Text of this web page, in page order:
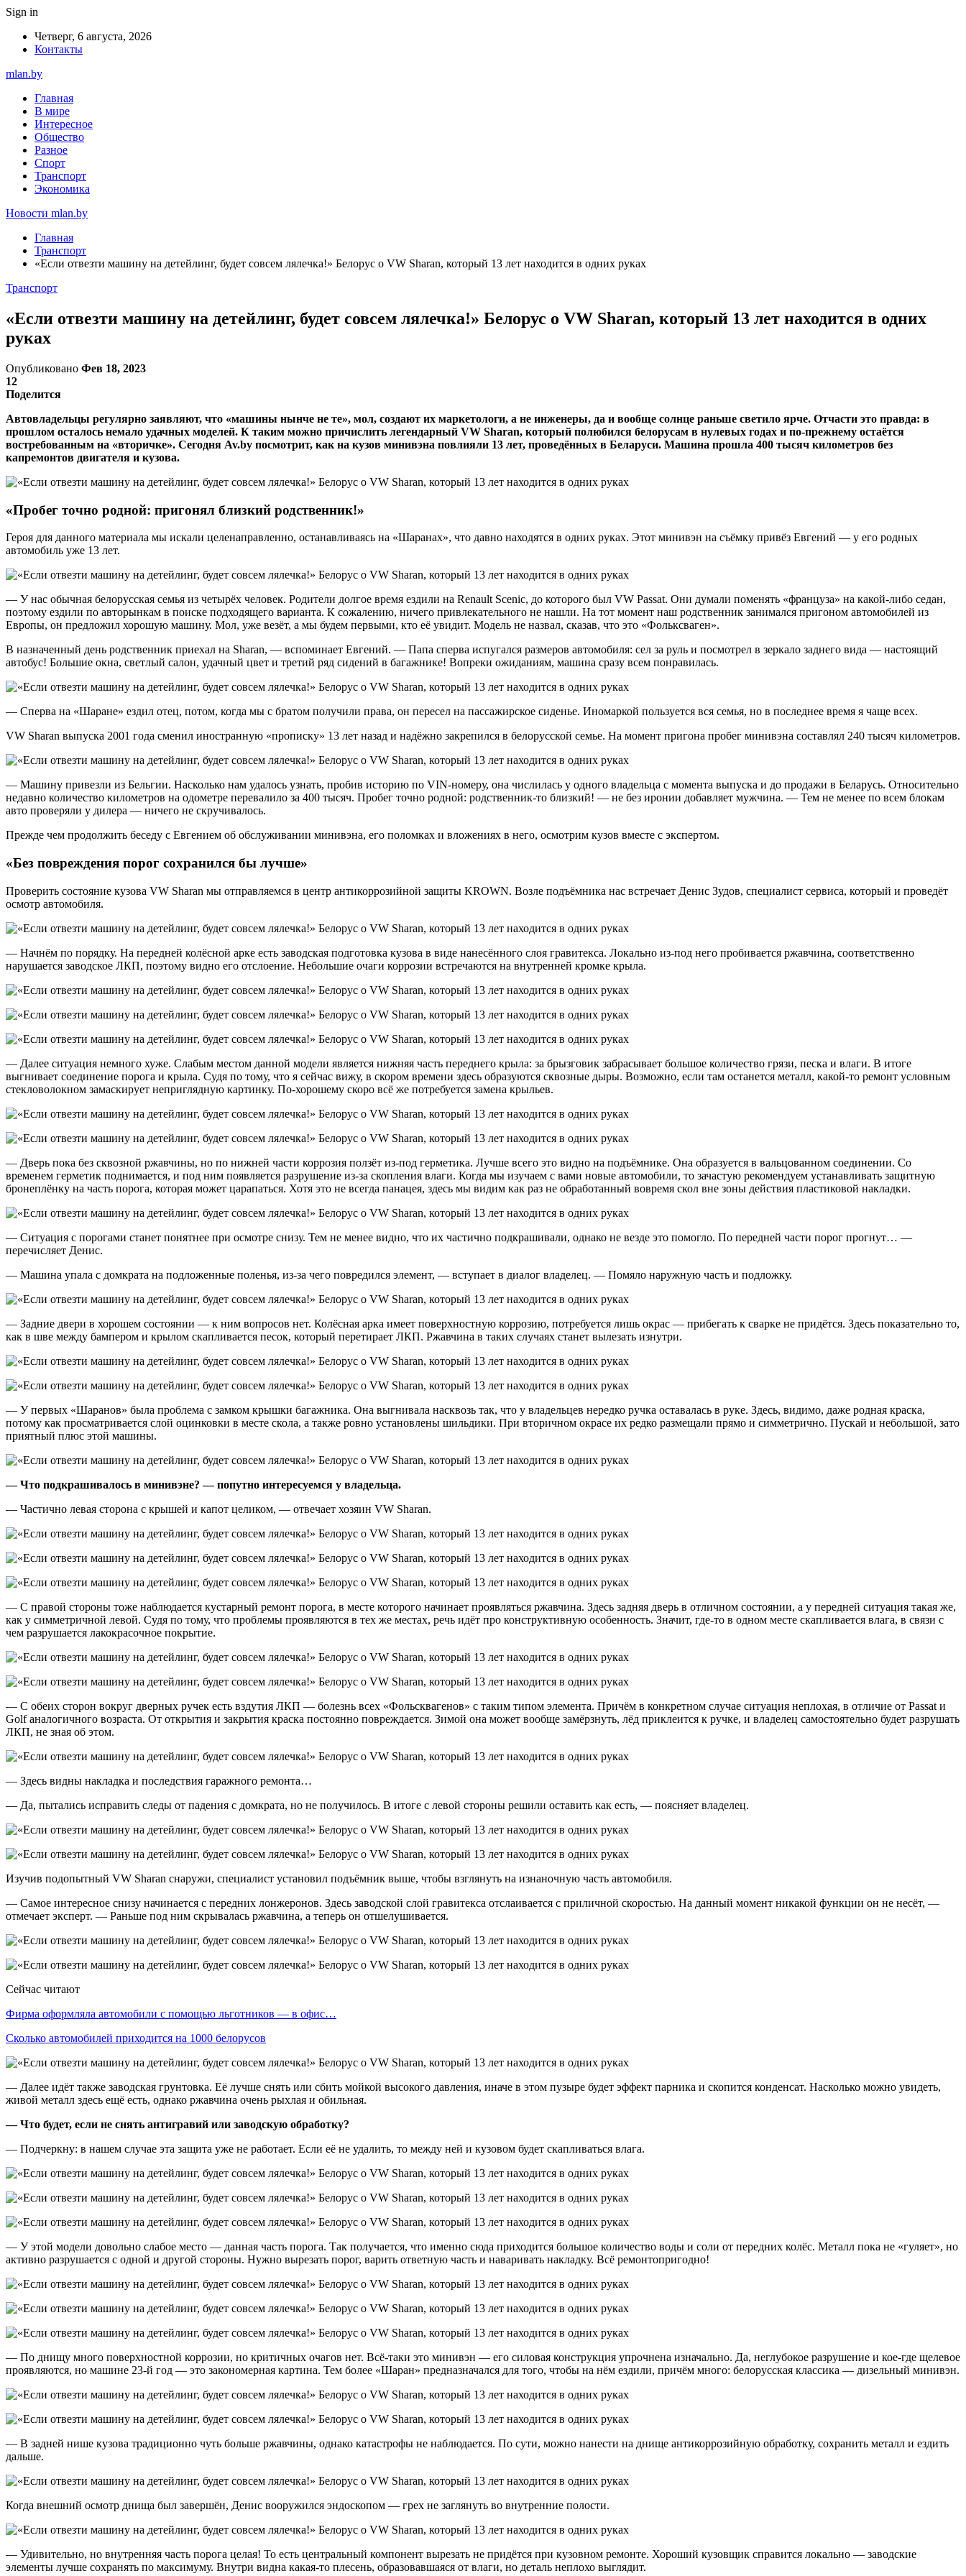
Sign in
Четверг, 6 августа, 2026
Контакты
mlan.by
Главная
В мире
Интересное
Общество
Разное
Спорт
Транспорт
Экономика
Новости mlan.by
Главная
Транспорт
«Если отвезти машину на детейлинг, будет совсем лялечка!» Белорус о VW Sharan, который 13 лет находится в одних руках
Транспорт
«Если отвезти машину на детейлинг, будет совсем лялечка!» Белорус о VW Sharan, который 13 лет находится в одних
руках
Опубликовано Фев 18, 2023
12
Поделится
Автовладельцы регулярно заявляют, что «машины нынче не те», мол, создают их маркетологи, а не инженеры, да и вообще солнце раньше светило ярче. Отчасти это правда: в
прошлом осталось немало удачных моделей. К таким можно причислить легендарный VW Sharan, который полюбился белорусам в нулевых годах и по-прежнему остаётся
востребованным на «вторичке». Сегодня Av.by посмотрит, как на кузов минивэна повлияли 13 лет, проведённых в Беларуси. Машина прошла 400 тысяч километров без
капремонтов двигателя и кузова.
«Пробег точно родной: пригонял близкий родственник!»
Героя для данного материала мы искали целенаправленно, останавливаясь на «Шаранах», что давно находятся в одних руках. Этот минивэн на съёмку привёз Евгений — у его родных
автомобиль уже 13 лет.
— У нас обычная белорусская семья из четырёх человек. Родители долгое время ездили на Renault Scenic, до которого был VW Passat. Они думали поменять «француза» на какой-либо седан,
поэтому ездили по авторынкам в поиске подходящего варианта. К сожалению, ничего привлекательного не нашли. На тот момент наш родственник занимался пригоном автомобилей из
Европы, он предложил хорошую машину. Мол, уже везёт, а мы будем первыми, кто её увидит. Модель не назвал, сказав, что это «Фольксваген».
В назначенный день родственник приехал на Sharan, — вспоминает Евгений. — Папа сперва испугался размеров автомобиля: сел за руль и посмотрел в зеркало заднего вида — настоящий
автобус! Большие окна, светлый салон, удачный цвет и третий ряд сидений в багажнике! Вопреки ожиданиям, машина сразу всем понравилась.
— Сперва на «Шаране» ездил отец, потом, когда мы с братом получили права, он пересел на пассажирское сиденье. Иномаркой пользуется вся семья, но в последнее время я чаще всех.
VW Sharan выпуска 2001 года сменил иностранную «прописку» 13 лет назад и надёжно закрепился в белорусской семье. На момент пригона пробег минивэна составлял 240 тысяч километров.
— Машину привезли из Бельгии. Насколько нам удалось узнать, пробив историю по VIN-номеру, она числилась у одного владельца с момента выпуска и до продажи в Беларусь. Относительно
недавно количество километров на одометре перевалило за 400 тысяч. Пробег точно родной: родственник-то близкий! — не без иронии добавляет мужчина. — Тем не менее по всем блокам
авто проверяли у дилера — ничего не скручивалось.
Прежде чем продолжить беседу с Евгением об обслуживании минивэна, его поломках и вложениях в него, осмотрим кузов вместе с экспертом.
«Без повреждения порог сохранился бы лучше»
Проверить состояние кузова VW Sharan мы отправляемся в центр антикоррозийной защиты KROWN. Возле подъёмника нас встречает Денис Зудов, специалист сервиса, который и проведёт
осмотр автомобиля.
— Начнём по порядку. На передней колёсной арке есть заводская подготовка кузова в виде нанесённого слоя гравитекса. Локально из-под него пробивается ржавчина, соответственно
нарушается заводское ЛКП, поэтому видно его отслоение. Небольшие очаги коррозии встречаются на внутренней кромке крыла.
— Далее ситуация немного хуже. Слабым местом данной модели является нижняя часть переднего крыла: за брызговик забрасывает большое количество грязи, песка и влаги. В итоге
выгнивает соединение порога и крыла. Судя по тому, что я сейчас вижу, в скором времени здесь образуются сквозные дыры. Возможно, если там останется металл, какой-то ремонт условным
стекловолокном замаскирует неприглядную картинку. По-хорошему скоро всё же потребуется замена крыльев.
— Дверь пока без сквозной ржавчины, но по нижней части коррозия ползёт из-под герметика. Лучше всего это видно на подъёмнике. Она образуется в вальцованном соединении. Со
временем герметик поднимается, и под ним появляется разрушение из-за скопления влаги. Когда мы изучаем с вами новые автомобили, то зачастую рекомендуем устанавливать защитную
бронеплёнку на часть порога, которая может царапаться. Хотя это не всегда панацея, здесь мы видим как раз не обработанный вовремя скол вне зоны действия пластиковой накладки.
— Ситуация с порогами станет понятнее при осмотре снизу. Тем не менее видно, что их частично подкрашивали, однако не везде это помогло. По передней части порог прогнут… —
перечисляет Денис.
— Машина упала с домкрата на подложенные поленья, из-за чего повредился элемент, — вступает в диалог владелец. — Помяло наружную часть и подложку.
— Задние двери в хорошем состоянии — к ним вопросов нет. Колёсная арка имеет поверхностную коррозию, потребуется лишь окрас — прибегать к сварке не придётся. Здесь показательно то,
как в шве между бампером и крылом скапливается песок, который перетирает ЛКП. Ржавчина в таких случаях станет вылезать изнутри.
— У первых «Шаранов» была проблема с замком крышки багажника. Она выгнивала насквозь так, что у владельцев нередко ручка оставалась в руке. Здесь, видимо, даже родная краска,
потому как просматривается слой оцинковки в месте скола, а также ровно установлены шильдики. При вторичном окрасе их редко размещали прямо и симметрично. Пускай и небольшой, зато
приятный плюс этой машины.
— Что подкрашивалось в минивэне? — попутно интересуемся у владельца.
— Частично левая сторона с крышей и капот целиком, — отвечает хозяин VW Sharan.
— С правой стороны тоже наблюдается кустарный ремонт порога, в месте которого начинает проявляться ржавчина. Здесь задняя дверь в отличном состоянии, а у передней ситуация такая же,
как у симметричной левой. Судя по тому, что проблемы проявляются в тех же местах, речь идёт про конструктивную особенность. Значит, где-то в одном месте скапливается влага, в связи с
чем разрушается лакокрасочное покрытие.
— С обеих сторон вокруг дверных ручек есть вздутия ЛКП — болезнь всех «Фольсквагенов» с таким типом элемента. Причём в конкретном случае ситуация неплохая, в отличие от Passat и
Golf аналогичного возраста. От открытия и закрытия краска постоянно повреждается. Зимой она может вообще замёрзнуть, лёд приклеится к ручке, и владелец самостоятельно будет разрушать
ЛКП, не зная об этом.
— Здесь видны накладка и последствия гаражного ремонта…
— Да, пытались исправить следы от падения с домкрата, но не получилось. В итоге с левой стороны решили оставить как есть, — поясняет владелец.
Изучив подопытный VW Sharan снаружи, специалист установил подъёмник выше, чтобы взглянуть на изнаночную часть автомобиля.
— Самое интересное снизу начинается с передних лонжеронов. Здесь заводской слой гравитекса отслаивается с приличной скоростью. На данный момент никакой функции он не несёт, —
отмечает эксперт. — Раньше под ним скрывалась ржавчина, а теперь он отшелушивается.
Сейчас читают
Фирма оформляла автомобили с помощью льготников — в офис…
Сколько автомобилей приходится на 1000 белорусов
— Далее идёт также заводская грунтовка. Её лучше снять или сбить мойкой высокого давления, иначе в этом пузыре будет эффект парника и скопится конденсат. Насколько можно увидеть,
живой металл здесь ещё есть, однако ржавчина очень рыхлая и обильная.
— Что будет, если не снять антигравий или заводскую обработку?
— Подчеркну: в нашем случае эта защита уже не работает. Если её не удалить, то между ней и кузовом будет скапливаться влага.
— У этой модели довольно слабое место — данная часть порога. Так получается, что именно сюда приходится большое количество воды и соли от передних колёс. Металл пока не «гуляет», но
активно разрушается с одной и другой стороны. Нужно вырезать порог, варить ответную часть и наваривать накладку. Всё ремонтопригодно!
— По днищу много поверхностной коррозии, но критичных очагов нет. Всё-таки это минивэн — его силовая конструкция упрочнена изначально. Да, неглубокое разрушение и кое-где щелевое
проявляются, но машине 23-й год — это закономерная картина. Тем более «Шаран» предназначался для того, чтобы на нём ездили, причём много: белорусская классика — дизельный минивэн.
— В задней нише кузова традиционно чуть больше ржавчины, однако катастрофы не наблюдается. По сути, можно нанести на днище антикоррозийную обработку, сохранить металл и ездить
дальше.
Когда внешний осмотр днища был завершён, Денис вооружился эндоскопом — грех не заглянуть во внутренние полости.
— Удивительно, но внутренняя часть порога целая! То есть центральный компонент вырезать не придётся при кузовном ремонте. Хороший кузовщик справится локально — заводские
элементы лучше сохранять по максимуму. Внутри видна какая-то плесень, образовавшаяся от влаги, но деталь неплохо выглядит.